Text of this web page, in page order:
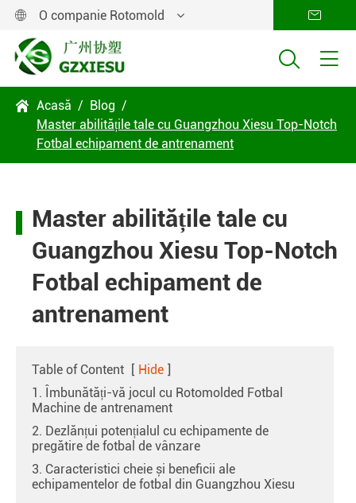
 O companie Rotomold 
 
 Acasă
Blog
Master abilitățile tale cu Guangzhou Xiesu Top-Notch
Fotbal echipament de antrenament
Master abilitățile tale cu
Guangzhou Xiesu Top-Notch
Fotbal echipament de
antrenament
Table of Content [ Hide ]
1. Îmbunătăți-vă jocul cu Rotomolded Fotbal
Machine de antrenament
2. Dezlănțui potențialul cu echipamente de
pregătire de fotbal de vânzare
3. Caracteristici cheie și beneficii ale
echipamentelor de fotbal din Guangzhou Xiesu